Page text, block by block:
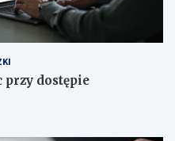
przy dostępie